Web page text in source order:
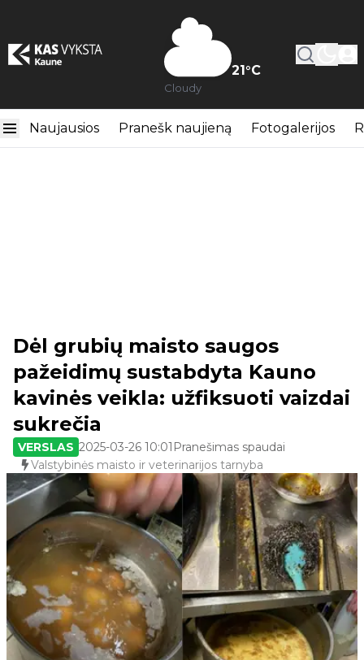
21°C
Cloudy
Naujausios Pranešk naujieną Fotogalerijos
Dėl grubių maisto saugos
pažeidimų sustabdyta Kauno
kavinės veikla: užfiksuoti vaizdai
sukrečia
VERSLAS 2025-03-26 10:01 Pranešimas spaudai
Valstybinės maisto ir veterinarijos tarnyba